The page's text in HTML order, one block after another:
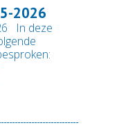
2026
In deze